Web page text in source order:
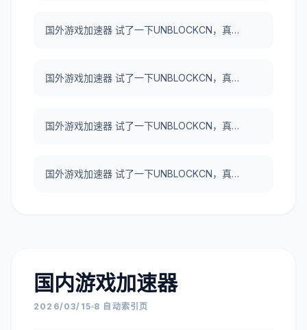
国外游戏加速器 试了一下UNBLOCKCN，真好用。
国外游戏加速器 试了一下UNBLOCKCN，真好用。
国外游戏加速器 试了一下UNBLOCKCN，真好用。
国外游戏加速器 试了一下UNBLOCKCN，真好用。
国内游戏加速器
2026/03/15 8 自动索引页